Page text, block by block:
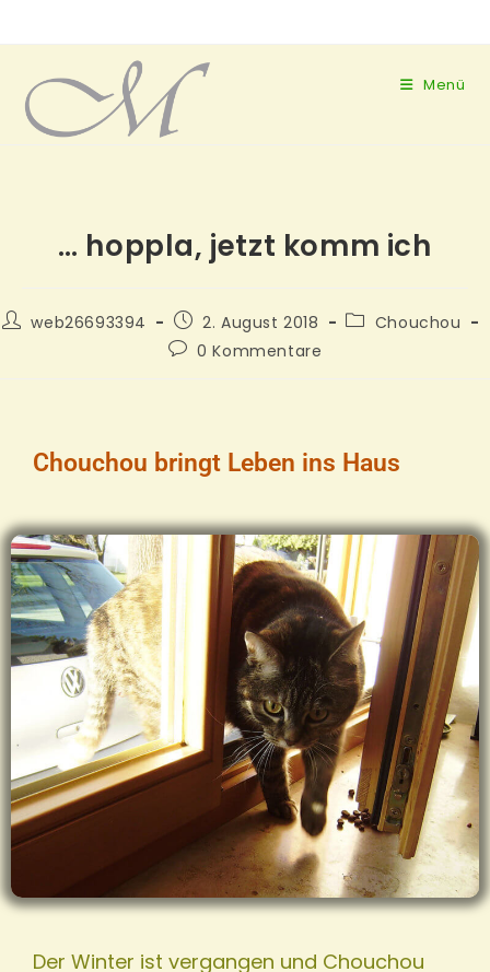
Menü
… hoppla, jetzt komm ich
web26693394 2. August 2018
Chouchou
0 Kommentare
Chouchou bringt Leben ins Haus
Der Winter ist vergangen und Chouchou